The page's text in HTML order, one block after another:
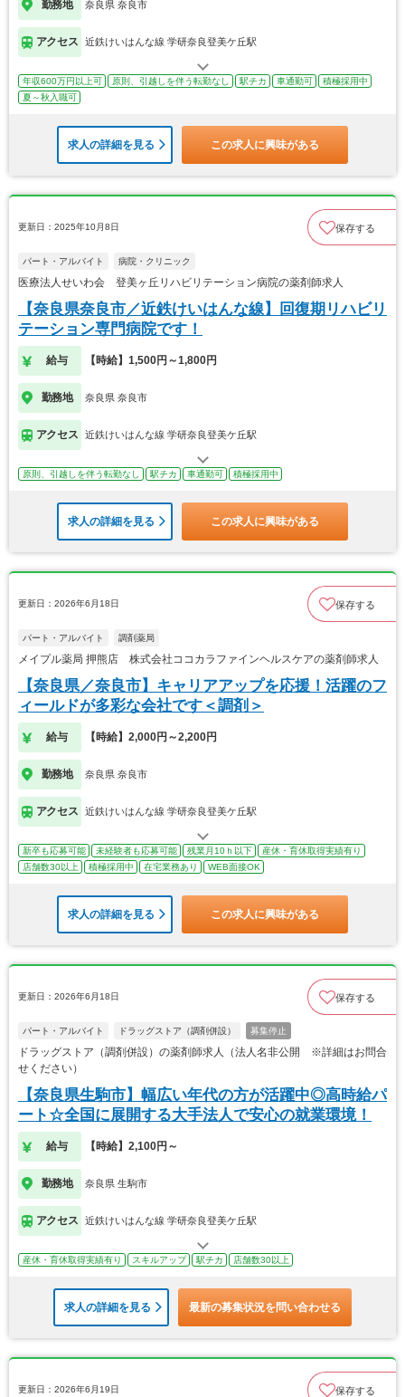
勤務地 奈良県 奈良市
アクセス 近鉄けいはんな線 学研奈良登美ケ丘駅
年収600万円以上可 原則、引越しを伴う転勤なし 駅チカ 車通勤可
積極採用中
夏～秋入職可
求人の詳細を見る この求人に興味がある
更新日：2025年10月8日 保存する
パート・アルバイト 病院・クリニック
医療法人せいわ会 登美ヶ丘リハビリテーション病院の薬剤師求人
【奈良県奈良市／近鉄けいはんな線】回復期リハビリ
テーション専門病院です！
給与 【時給】1,500円～1,800円
勤務地 奈良県 奈良市
アクセス 近鉄けいはんな線 学研奈良登美ケ丘駅
原則、引越しを伴う転勤なし 駅チカ 車通勤可 積極採用中
求人の詳細を見る この求人に興味がある
更新日：2026年6月18日 保存する
パート・アルバイト 調剤薬局
メイプル薬局 押熊店 株式会社ココカラファインヘルスケアの薬剤師求人
【奈良県／奈良市】キャリアアップを応援！活躍のフ
ィールドが多彩な会社です＜調剤＞
給与 【時給】2,000円～2,200円
勤務地 奈良県 奈良市
アクセス 近鉄けいはんな線 学研奈良登美ケ丘駅
新卒も応募可能 未経験者も応募可能 残業月10ｈ以下
産休・育休取得実績有り
店舗数30以上
積極採用中 在宅業務あり WEB面接OK
求人の詳細を見る この求人に興味がある
更新日：2026年6月18日 保存する
パート・アルバイト ドラッグストア（調剤併設） 募集停止
ドラッグストア（調剤併設）の薬剤師求人（法人名非公開 ※詳細はお問合
せください）
【奈良県生駒市】幅広い年代の方が活躍中◎高時給パ
ート☆全国に展開する大手法人で安心の就業環境！
給与 【時給】2,100円～
勤務地 奈良県 生駒市
アクセス 近鉄けいはんな線 学研奈良登美ケ丘駅
産休・育休取得実績有り スキルアップ 駅チカ 店舗数30以上
求人の詳細を見る 最新の募集状況を問い合わせる
更新日：2026年6月19日 保存する